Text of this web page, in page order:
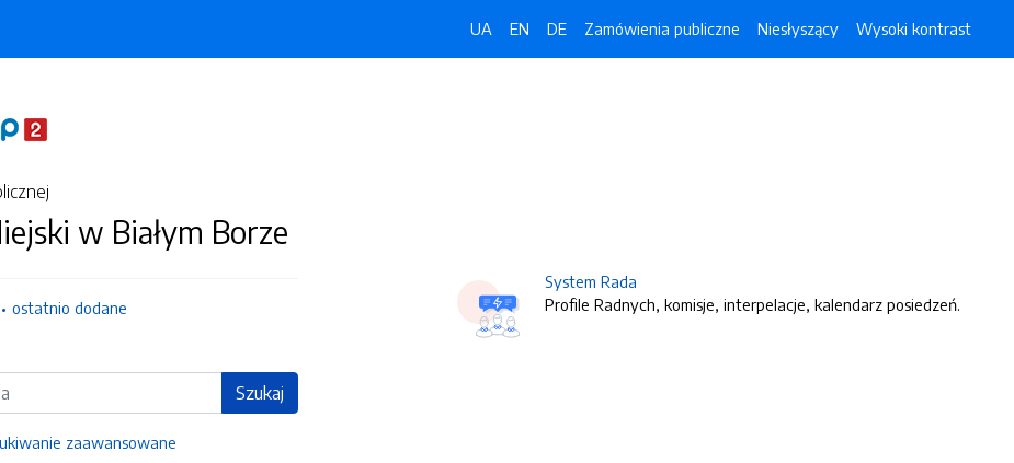
UA EN DE Zamówienia publiczne Niesłyszący Wysoki kontrast
w Białym Borze
ostatnio dodane
Szukaj
zaawansowane
System Rada
Profile Radnych, komisje, interpelacje, kalendarz posiedzeń.